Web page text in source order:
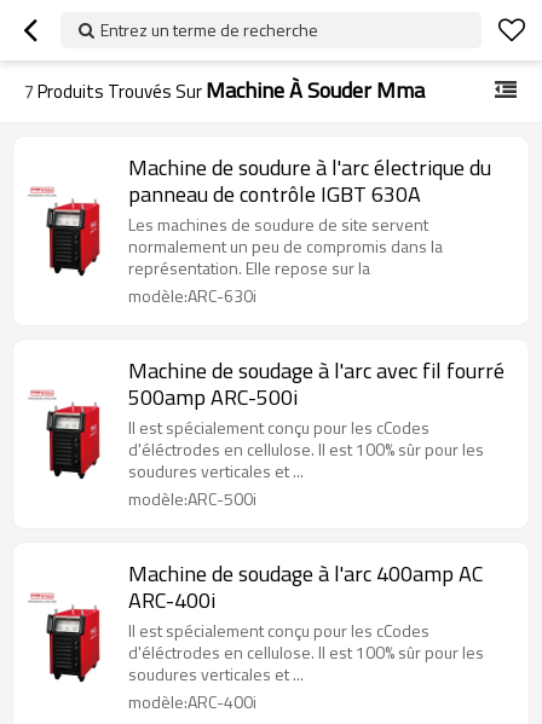
Entrez un terme de recherche
7Produits Trouvés SurMachine À Souder Mma
Machine de soudure à l'arc électrique du
panneau de contrôle IGBT 630A
Les machines de soudure de site servent
normalement un peu de compromis dans la
représentation. Elle repose sur la
modèle:ARC-630i
Machine de soudage à l'arc avec fil fourré
500amp ARC-500i
Il est spécialement conçu pour les cCodes
d'éléctrodes en cellulose. Il est 100% sûr pour les
soudures verticales et ...
modèle:ARC-500i
Machine de soudage à l'arc 400amp AC
ARC-400i
Il est spécialement conçu pour les cCodes
d'éléctrodes en cellulose. Il est 100% sûr pour les
soudures verticales et ...
modèle:ARC-400i